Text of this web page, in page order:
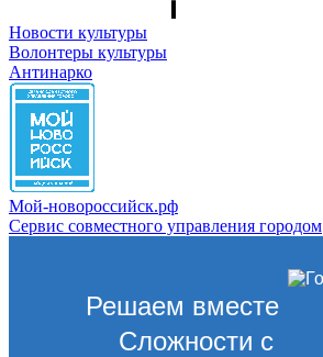
Новости культуры
Волонтеры культуры
Антинарко
Мой-новороссийск.рф
Сервис совместного управления городом
Решаем вместе
Сложности с